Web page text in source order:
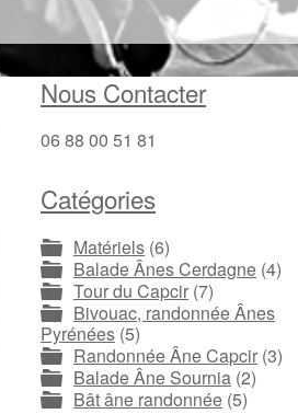
Nous Contacter
06 88 00 51 81
Catégories
Matériels (6)
Balade Ânes Cerdagne (4)
Tour du Capcir (7)
Bivouac, randonnée Ânes
Pyrénées (5)
Randonnée Âne Capcir (3)
Balade Âne Sournia (2)
Bât âne randonnée (5)